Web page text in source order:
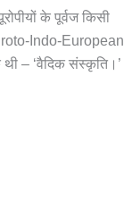
के पूर्वज किसी
Indo-European
थी – ‘वैदिक संस्कृति।’